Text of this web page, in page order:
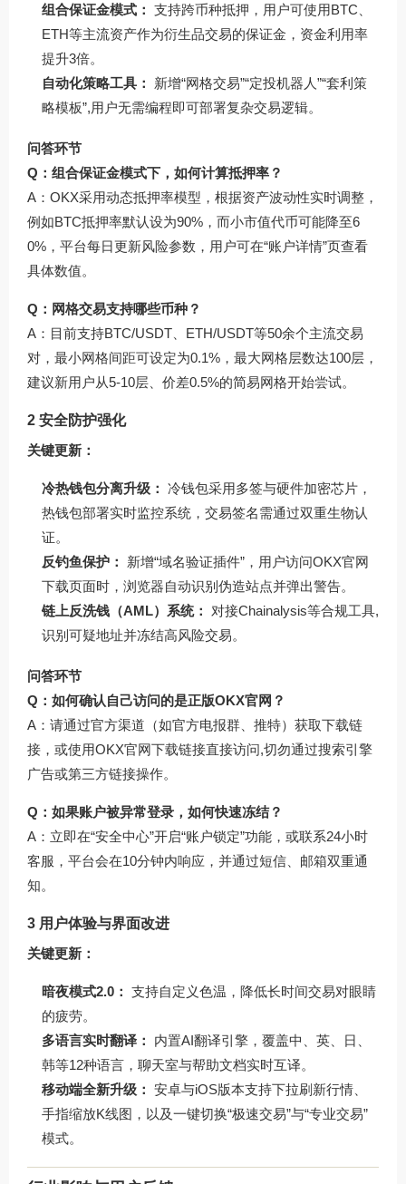
组合保证金模式： 支持跨币种抵押，用户可使用BTC、
ETH等主流资产作为衍生品交易的保证金，资金利用率
提升3倍。
自动化策略工具：
新增“网格交易”“定投机器人”“套利策
略模板”,用户无需编程即可部署复杂交易逻辑。
问答环节
Q：组合保证金模式下，如何计算抵押率？
A：OKX采用动态抵押率模型，根据资产波动性实时调整，
例如BTC抵押率默认设为90%，而小市值代币可能降至6
0%，平台每日更新风险参数，用户可在“账户详情”页查看
具体数值。
Q：网格交易支持哪些币种？
A：目前支持BTC/USDT、ETH/USDT等50余个主流交易
对，最小网格间距可设定为0.1%，最大网格层数达100层，
建议新用户从5-10层、价差0.5%的简易网格开始尝试。
2 安全防护强化
关键更新：
冷热钱包分离升级： 冷钱包采用多签与硬件加密芯片，
热钱包部署实时监控系统，交易签名需通过双重生物认
证。
反钓鱼保护：
新增“域名验证插件”，用户访问OKX官网
下载页面时，浏览器自动识别伪造站点并弹出警告。
链上反洗钱（AML）系统：
对接Chainalysis等合规工具,
识别可疑地址并冻结高风险交易。
问答环节
Q：如何确认自己访问的是正版OKX官网？
A：请通过官方渠道（如官方电报群、推特）获取下载链
接，或使用OKX官网下载链接直接访问,切勿通过搜索引擎
广告或第三方链接操作。
Q：如果账户被异常登录，如何快速冻结？
A：立即在“安全中心”开启“账户锁定”功能，或联系24小时
客服，平台会在10分钟内响应，并通过短信、邮箱双重通
知。
3 用户体验与界面改进
关键更新：
暗夜模式2.0： 支持自定义色温，降低长时间交易对眼睛
的疲劳。
多语言实时翻译：
内置AI翻译引擎，覆盖中、英、日、
韩等12种语言，聊天室与帮助文档实时互译。
移动端全新升级： 安卓与iOS版本支持下拉刷新行情、
手指缩放K线图，以及一键切换“极速交易”与“专业交易”
模式。